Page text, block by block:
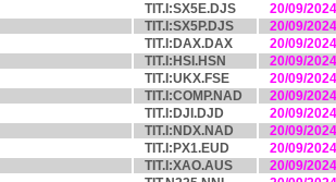
TIT.I:SX5E.DJS
20/09/2024
TIT.I:SX5P.DJS
20/09/2024
TIT.I:DAX.DAX
20/09/2024
TIT.I:HSI.HSN
20/09/2024
TIT.I:UKX.FSE
20/09/2024
TIT.I:COMP.NAD
20/09/2024
TIT.I:DJI.DJD
20/09/2024
TIT.I:NDX.NAD
20/09/2024
TIT.I:PX1.EUD
20/09/2024
TIT.I:XAO.AUS
20/09/2024